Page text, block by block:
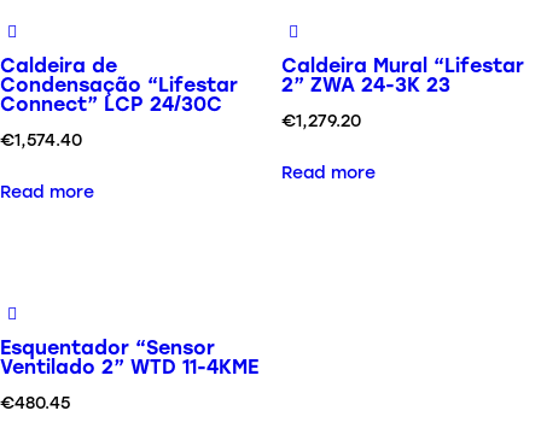
Caldeira de
Condensação “Lifestar
Connect” LCP 24/30C
€1,574.40
Read more
Caldeira Mural “Lifestar
2” ZWA 24-3K 23
€1,279.20
Read more
Esquentador “Sensor
Ventilado 2” WTD 11-4KME
€480.45